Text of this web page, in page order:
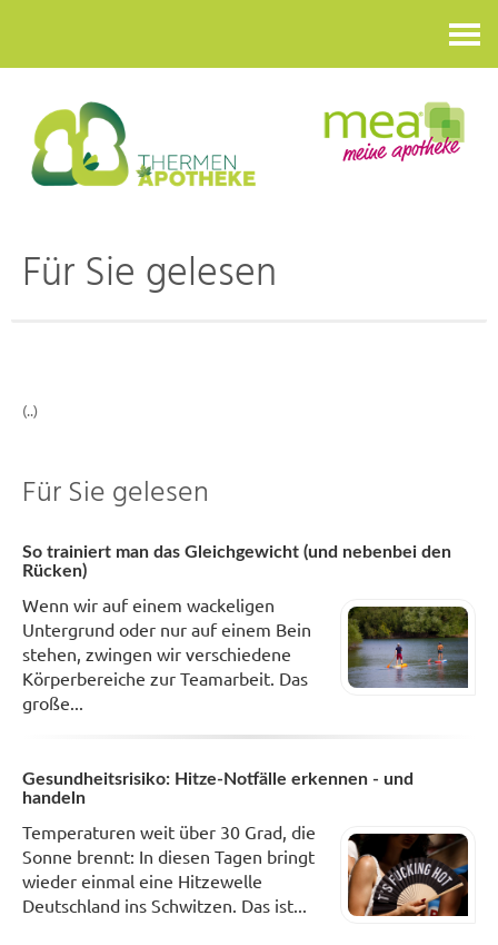
Für Sie gelesen
(..)
Für Sie gelesen
So trainiert man das Gleichgewicht (und nebenbei den
Rücken)
Wenn wir auf einem wackeligen
Untergrund oder nur auf einem Bein
stehen, zwingen wir verschiedene
Körperbereiche zur Teamarbeit. Das
große...
Gesundheitsrisiko: Hitze-Notfälle erkennen - und
handeln
Temperaturen weit über 30 Grad, die
Sonne brennt: In diesen Tagen bringt
wieder einmal eine Hitzewelle
Deutschland ins Schwitzen. Das ist...